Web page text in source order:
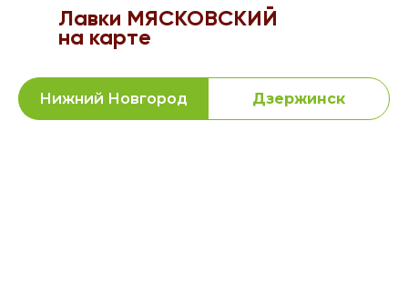
Лавки МЯСКОВСКИЙ
на карте
Нижний Новгород Дзержинск